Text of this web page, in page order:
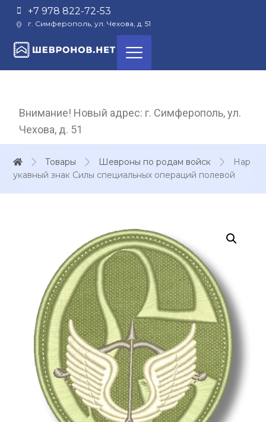
+7 978 822-72-53
г. Симферополь, ул. Чехова, д. 51
Внимание! Новый адрес: г. Симферополь, ул.
Чехова, д. 51
Товары Шевроны по родам войск
Нар
укавный знак Силы специальных операций полевой